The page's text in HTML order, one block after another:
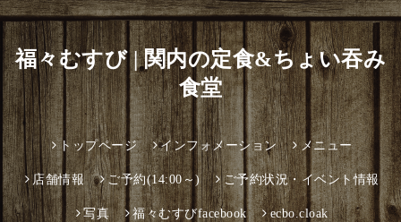
福々むすび | 関内の定食&ちょい吞み
食堂
トップページ インフォメーション メニュー
店舗情報 ご予約(14:00～) ご予約状況・イベント情報
写真 福々むすびfacebook ecbo.cloak